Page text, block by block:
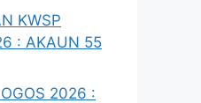
KWSP
: AKAUN 55
2026 :